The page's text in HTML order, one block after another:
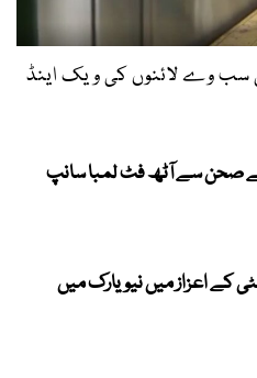
سب وے لائنوں کی ویک اینڈ
صحن سے آٹھ فٹ لمبا سانپ
کے اعزاز میں نیویارک میں